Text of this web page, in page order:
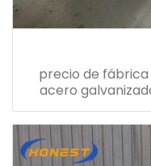
precio de
acero